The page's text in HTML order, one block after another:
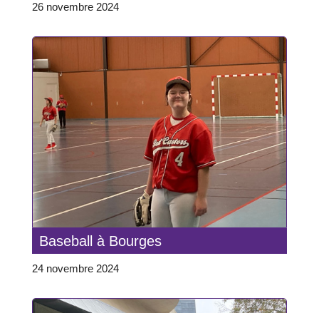
26 novembre 2024
Baseball à Bourges
24 novembre 2024